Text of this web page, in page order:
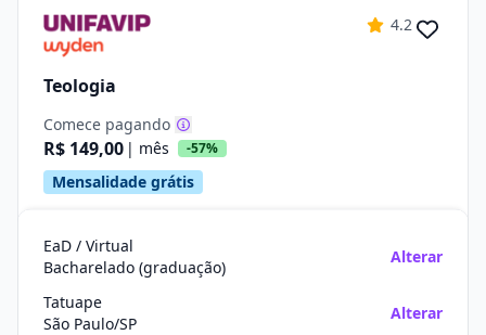
4.2
Teologia
Comece pagando
R$ 149,00 | mês -57%
Mensalidade grátis
EaD / Virtual
Bacharelado (graduação)
Alterar
Tatuape
São Paulo/SP
Alterar